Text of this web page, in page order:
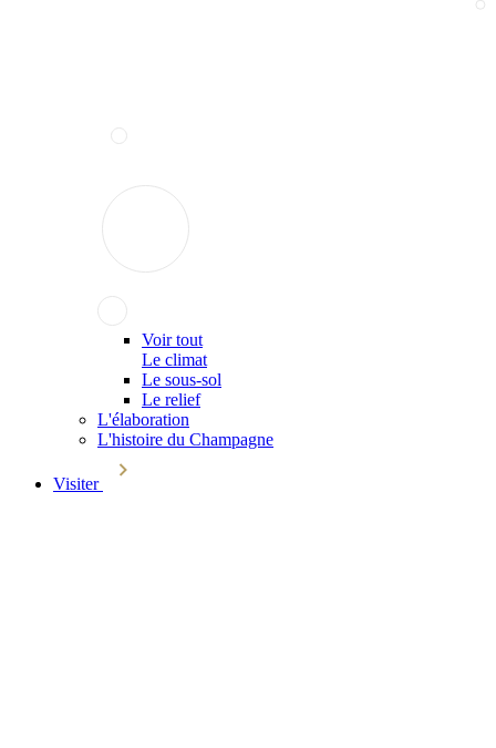
Voir tout
Le climat
Le sous-sol
Le relief
L'élaboration
L'histoire du Champagne
Visiter